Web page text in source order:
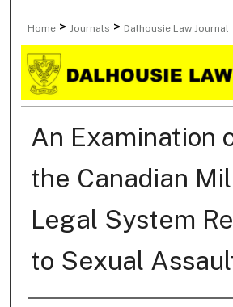
Digital Commons
Home > Journals > Dalhousie Law Journal
An Examination
the Canadian
Legal System
to Sexual